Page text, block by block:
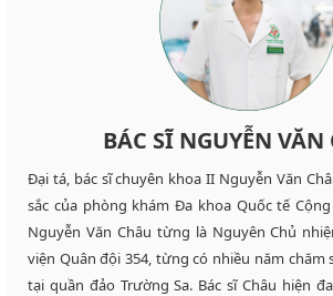
BÁC SĨ NGUYỄN VĂN
Đại tá, bác sĩ chuyên khoa II Nguyễn Văn
sắc của phòng khám Đa khoa Quốc tế
Nguyễn Văn Châu từng là Nguyên Chủ
viện Quân đội 354, từng có nhiều năm chăm
tại quần đảo Trường Sa. Bác sĩ Châu hiện